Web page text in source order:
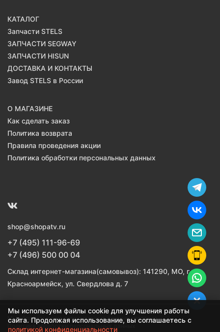
КАТАЛОГ
Запчасти STELS
ЗАПЧАСТИ SEGWAY
ЗАПЧАСТИ HISUN
ДОСТАВКА И КОНТАКТЫ
Завод STELS в России
О МАГАЗИНЕ
Как сделать заказ
Политика возврата
Правила проведения акции
Политика обработки персональных данных
shop@shopatv.ru
+7 (495) 111-96-69
+7 (496) 500 00 04
Склад интернет-магазина(самовывоз): 141290, МО, г.
Красноармейск, ул. Свердлова д. 7
Мы обрабатываем персональные данные согласно
Политике обработки персональных данных
Мы используем файлы cookie для улучшения работы
сайта. Продолжая использование, вы соглашаетесь с
политикой конфиденциальности